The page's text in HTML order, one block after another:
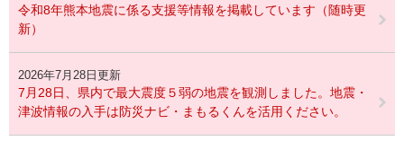
令和8年熊本地震に係る支援等情報を掲載しています（随時更
新）
2026年7月28日更新
7月28日、県内で最大震度５弱の地震を観測しました。地震・
津波情報の入手は防災ナビ・まもるくんを活用ください。